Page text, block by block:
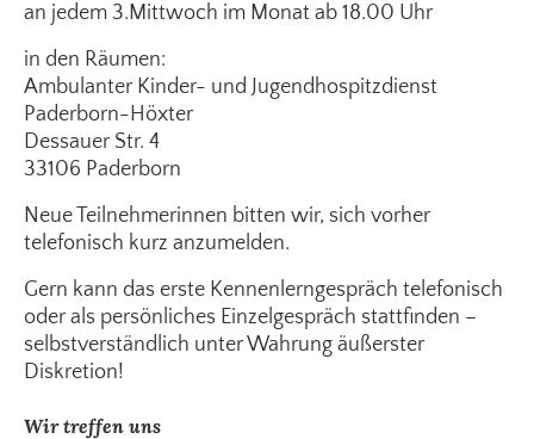
an jedem 3.Mittwoch im Monat ab 18.00 Uhr
in den Räumen:
Ambulanter Kinder- und Jugendhospitzdienst
Paderborn-Höxter
Dessauer Str. 4
33106 Paderborn
Neue Teilnehmerinnen bitten wir, sich vorher
telefonisch kurz anzumelden.
Gern kann das erste Kennenlerngespräch telefonisch
oder als persönliches Einzelgespräch stattfinden –
selbstverständlich unter Wahrung äußerster
Diskretion!
Wir treffen uns